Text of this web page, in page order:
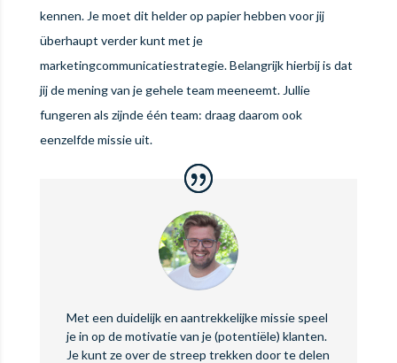
kennen. Je moet dit helder op papier hebben voor jij
überhaupt verder kunt met je
marketingcommunicatiestrategie. Belangrijk hierbij is dat
jij de mening van je gehele team meeneemt. Jullie
fungeren als zijnde één team: draag daarom ook
eenzelfde missie uit.
Met een duidelijk en aantrekkelijke missie speel
je in op de motivatie van je (potentiële) klanten.
Je kunt ze over de streep trekken door te delen